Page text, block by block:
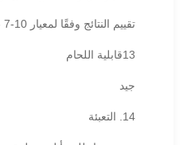
تقييم النتائج وفقًا لمعيار ISO 4540 RATING 7-10
13قابلية اللحام
جيد
14. التعبئة